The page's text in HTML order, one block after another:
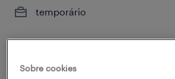
temporário
Sobre cookies